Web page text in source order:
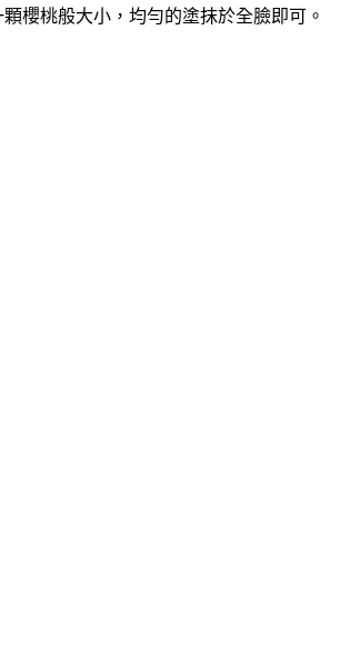
櫻桃般大小，均勻的塗抹於全臉即可。